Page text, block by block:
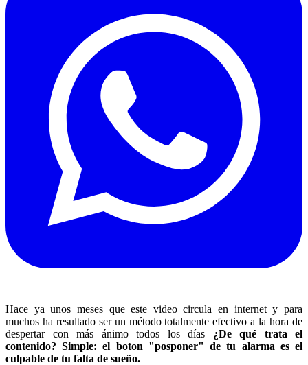
Hace ya unos meses que este video circula en internet y para
muchos ha resultado ser un método totalmente efectivo a la hora de
despertar con más ánimo todos los días ¿De qué trata el
contenido? Simple: el boton "posponer" de tu alarma es el
culpable de tu falta de sueño.